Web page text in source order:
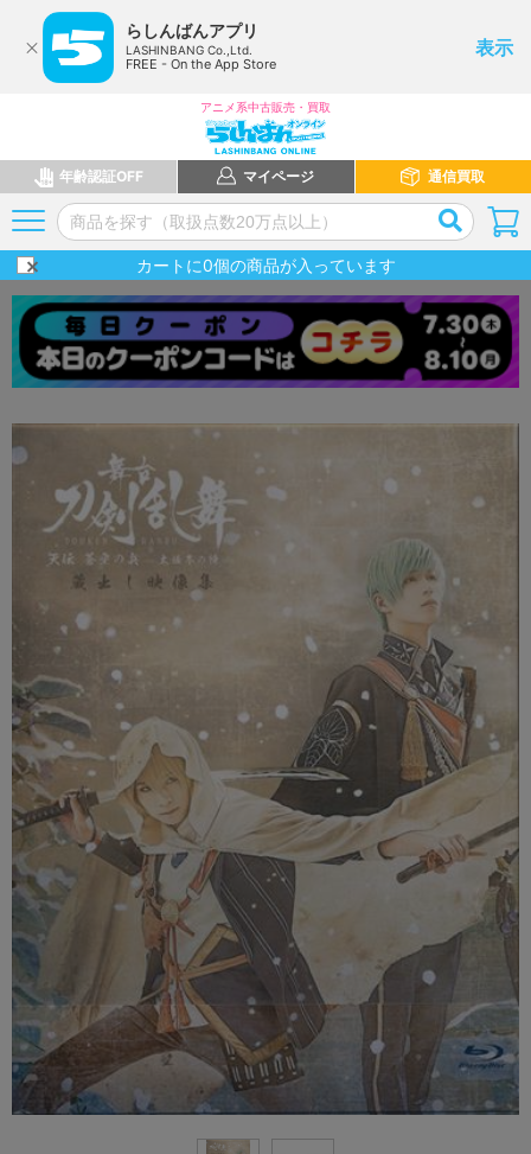
らしんばんアプリ
LASHINBANG Co.,Ltd.
FREE - On the App Store
表示
アニメ系中古販売・買取
年齢認証OFF マイページ 通信買取
カートに0個の商品が入っています